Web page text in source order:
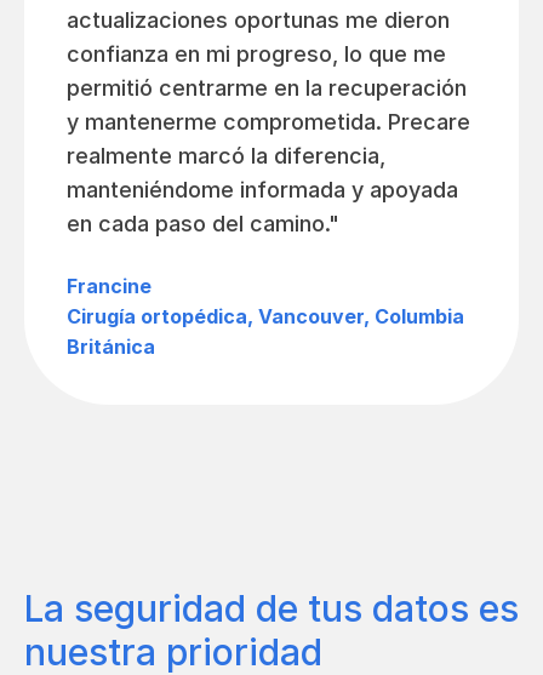
actualizaciones oportunas me dieron
confianza en mi progreso, lo que me
permitió centrarme en la recuperación
y mantenerme comprometida. Precare
realmente marcó la diferencia,
manteniéndome informada y apoyada
en cada paso del camino."
Francine
Cirugía ortopédica, Vancouver, Columbia
Británica
La seguridad de tus datos es
nuestra prioridad